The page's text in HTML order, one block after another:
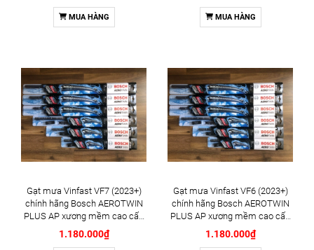
MUA HÀNG MUA HÀNG
Gạt mưa Vinfast VF7 (2023+)
chính hãng Bosch AEROTWIN
PLUS AP xương mềm cao cấp
16inch 26inch - Bộ 2 cái
1.180.000₫
Gạt mưa Vinfast VF6 (2023+)
chính hãng Bosch AEROTWIN
PLUS AP xương mềm cao cấp
16inch 26inch - Bộ 2 cái
1.180.000₫